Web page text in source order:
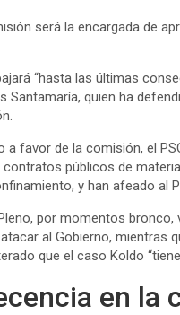
será la encargada de
“hasta las últimas
Santamaría, quien ha
a favor de la comisión, el
públicos de
y han afeado al
por momentos
al Gobierno, mientras
que el caso Koldo
en la